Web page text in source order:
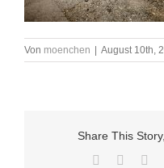
Von moenchen August 10th,
Share This
Facebook